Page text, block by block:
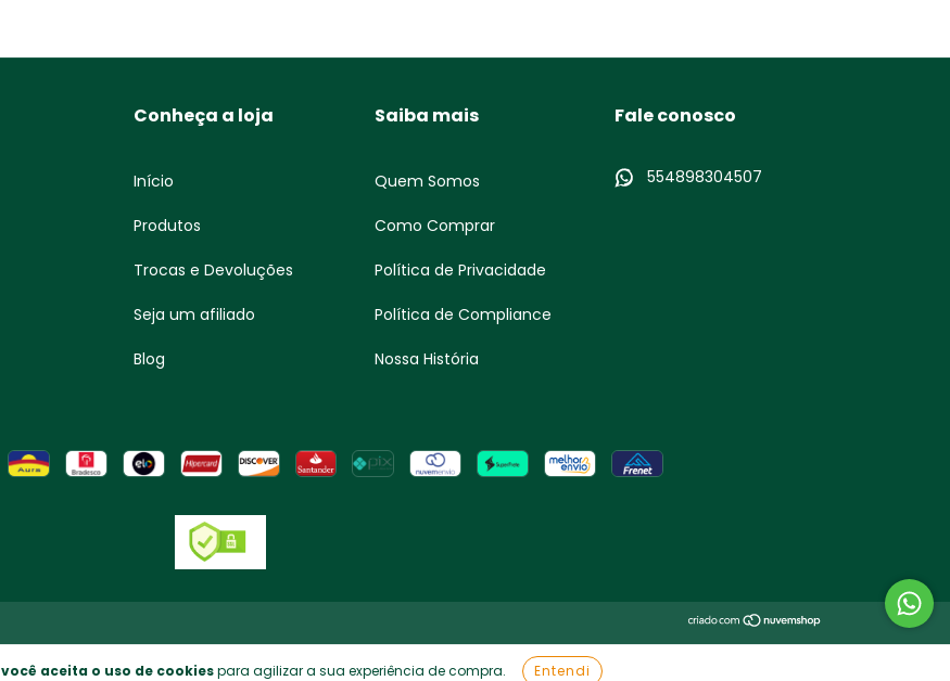
você aceita o uso de cookiespara agilizar a sua experiência de compra. Entendi
Conheça a loja
Início
Produtos
Trocas e Devoluções
Seja um afiliado
Blog
Saiba mais
Quem Somos
Como Comprar
Política de Privacidade
Política de Compliance
Nossa História
Fale conosco
554898304507